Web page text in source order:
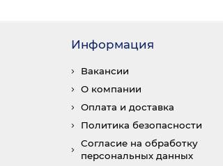
Информация
Вакансии
О компании
Оплата и доставка
Политика безопасности
Согласие на обработку
персональных данных